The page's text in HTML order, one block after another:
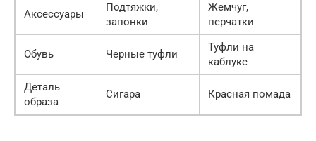
Аксессуары
Подтяжки,
запонки
Жемчуг,
перчатки
Обувь Черные туфли
Туфли на
каблуке
Деталь
образа
Сигара Красная помада